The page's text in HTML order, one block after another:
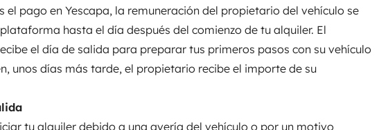
el pago en Yescapa, la remuneración del propietario del vehículo se
hasta el día después del comienzo de tu alquiler. El
el día de salida para preparar tus primeros pasos con su vehículo
unos días más tarde, el propietario recibe el importe de su
tu alquiler debido a una avería del vehículo o por un motivo
2001
Altura
2,75 m